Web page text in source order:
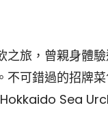
旅，曾親身體
不可錯過的招牌
Sea